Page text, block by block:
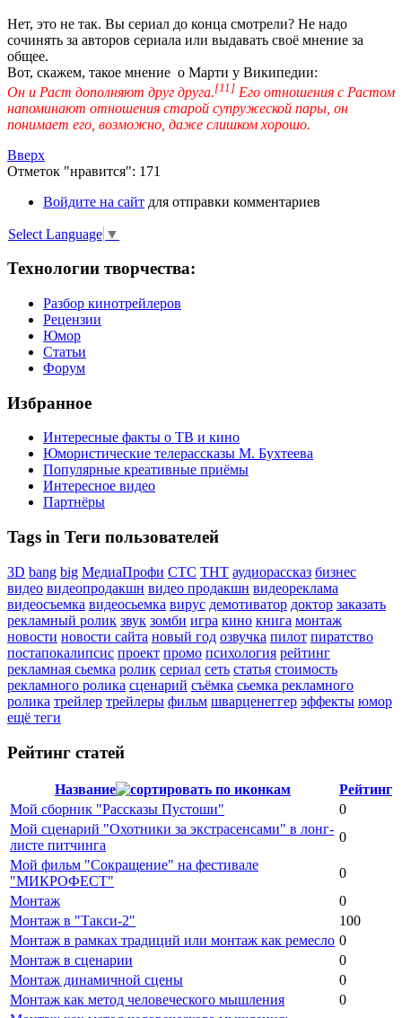
Нет, это не так. Вы сериал до конца смотрели? Не надо
сочинять за авторов сериала или выдавать своё мнение за
общее.
Вот, скажем, такое мнение о Марти у Википедии:
Он и Раст дополняют друг друга.[11] Его отношения с Растом
напоминают отношения старой супружеской пары, он
понимает его, возможно, даже слишком хорошо.
Вверх
Отметок "нравится": 171
Войдите на сайт для отправки комментариев
Select Language ▼
Технологии творчества:
Разбор кинотрейлеров
Рецензии
Юмор
Статьи
Форум
Избранное
Интересные факты о ТВ и кино
Юмористические телерассказы М. Бухтеева
Популярные креативные приёмы
Интересное видео
Партнёры
Tags in Теги пользователей
3D bang big МедиаПрофи СТС ТНТ аудиорассказ бизнес
видео видеопродакшн видео продакшн видеореклама
видеосъемка видеосьемка вирус демотиватор доктор заказать
рекламный ролик звук зомби игра кино книга монтаж
новости новости сайта новый год озвучка пилот пиратство
постапокалипсис проект промо психология рейтинг
рекламная сьемка ролик сериал сеть статья стоимость
рекламного ролика сценарий съёмка сьемка рекламного
ролика трейлер трейлеры фильм шварценеггер эффекты юмор
ещё теги
Рейтинг статей
Название
Рейтинг
Мой сборник "Рассказы Пустоши"
0
Мой сценарий "Охотники за экстрасенсами" в лонг-
листе питчинга
0
Мой фильм "Сокращение" на фестивале
"МИКРОФЕСТ"
0
Монтаж
0
Монтаж в "Такси-2"
100
Монтаж в рамках традиций или монтаж как ремесло 0
Монтаж в сценарии
0
Монтаж динамичной сцены
0
Монтаж как метод человеческого мышления
0